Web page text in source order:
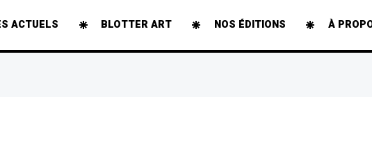
ACTUELS BLOTTER ART NOS ÉDITIONS À